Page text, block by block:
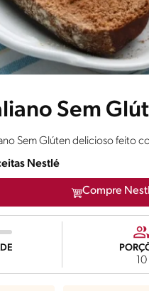
Sem
Sem Glúten delicioso feito
Nestlé
Compre
10